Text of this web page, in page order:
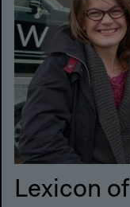
Lexicon